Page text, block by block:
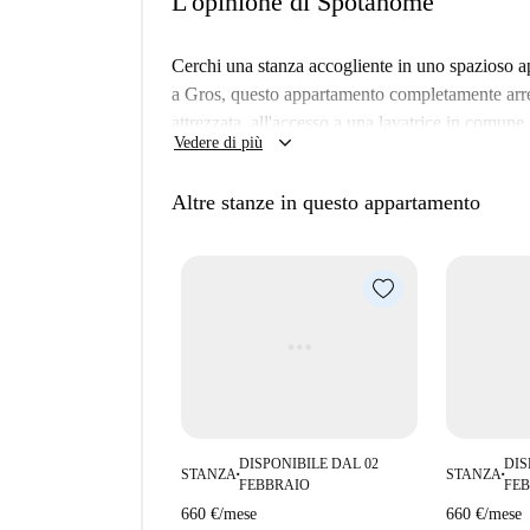
Cerchi una stanza accogliente in uno spazioso
a Gros, questo appartamento completamente
attrezzata, all'accesso a una lavatrice in
Si prega di notare che questa sistemazione
acqua, gas e Wi-Fi, sono incluse nell'affitto.
da numerose attrazioni culturali e
Vedere di più keyboard_arrow_down
Altre stanze in questo appartamento
STANZA ■
DISPONIBILE DAL 02
FEBBRAIO
660 €/mese
STANZA ■
660 €/mese